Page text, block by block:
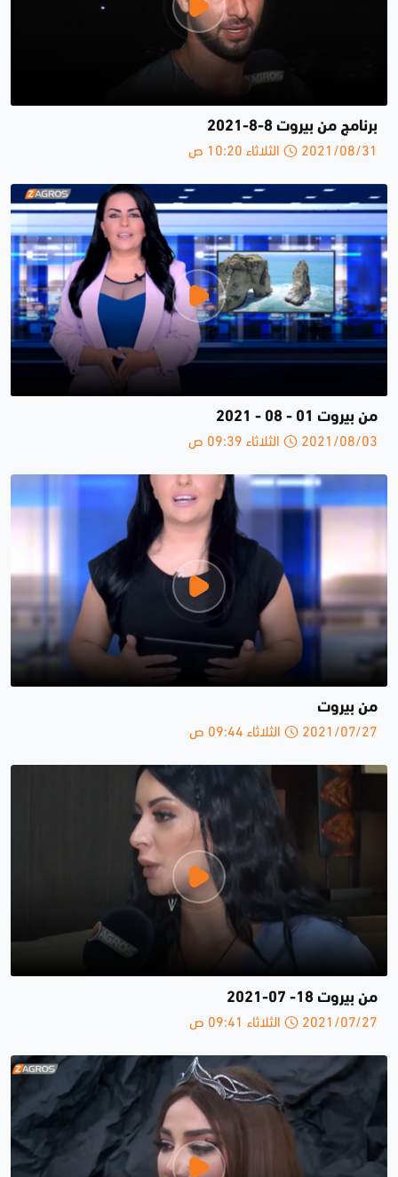
برنامج من بيروت 8-8-2021
2021/08/31 الثلاثاء 10:20 ص
من بيروت 01 - 08 - 2021
2021/08/03 الثلاثاء 09:39 ص
من بيروت
2021/07/27 الثلاثاء 09:44 ص
من بيروت 18- 07-2021
2021/07/27 الثلاثاء 09:41 ص